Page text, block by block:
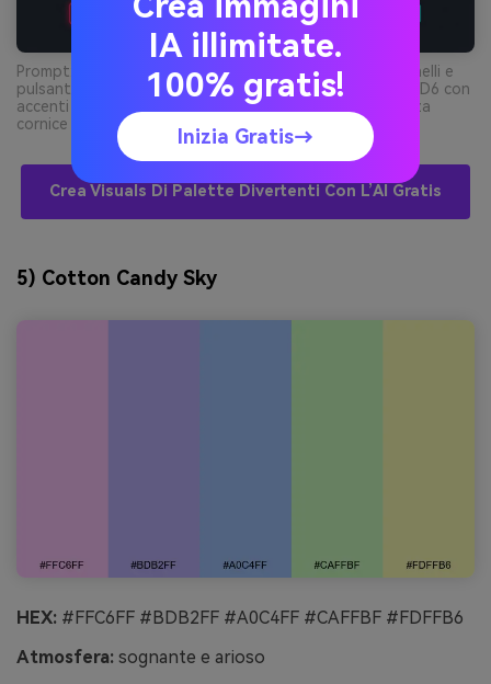
Prompt: mockup UI gaming 2D su sfondo semplice, pannelli e
pulsanti dashboard, colori dominanti #252A34 e #08D9D6 con
accenti #FF2E63 e #F8F32B, stile vettoriale pulito, senza
cornice telefono, senza ambiente --ar 16:9
Crea Visuals Di Palette Divertenti Con L’AI Gratis
5) Cotton Candy Sky
HEX: #FFC6FF #BDB2FF #A0C4FF #CAFFBF #FDFFB6
Atmosfera: sognante e arioso
IA illimitate.
100% gratis!
Inizia Gratis→